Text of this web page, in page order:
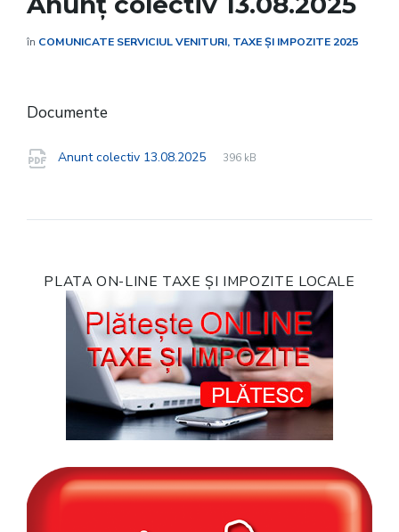
în COMUNICATE SERVICIUL VENITURI, TAXE ȘI IMPOZITE 2025
Documente
Anunt colectiv 13.08.2025
File
pdf
File
396 kB
PLATA ON-LINE TAXE ȘI IMPOZITE LOCALE